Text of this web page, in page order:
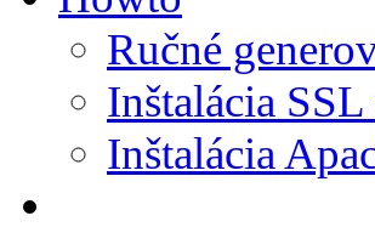
Ručné
Inštalácia
Inštalácia